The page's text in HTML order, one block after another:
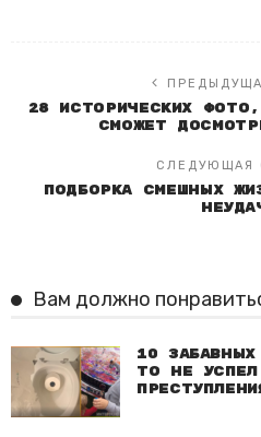
28 исторических
сможет
СЛЕДУЮЩАЯ
Подборка смешных
Вам должно
10
то не